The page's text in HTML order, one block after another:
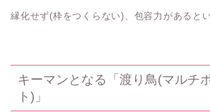
縁化せず(枠をつくらない)、包容力があると
キーマンとなる「渡り鳥(マルチ
ト)」